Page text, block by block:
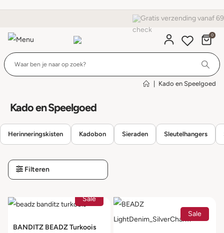
Gratis verzending vanaf 69,-
0
Kado en Speelgoed
Kado en Speelgoed
Herinneringskisten Kadobon Sieraden Sleutelhangers
Filteren
Sale
BANDITZ BEADZ Turkoois
Sale